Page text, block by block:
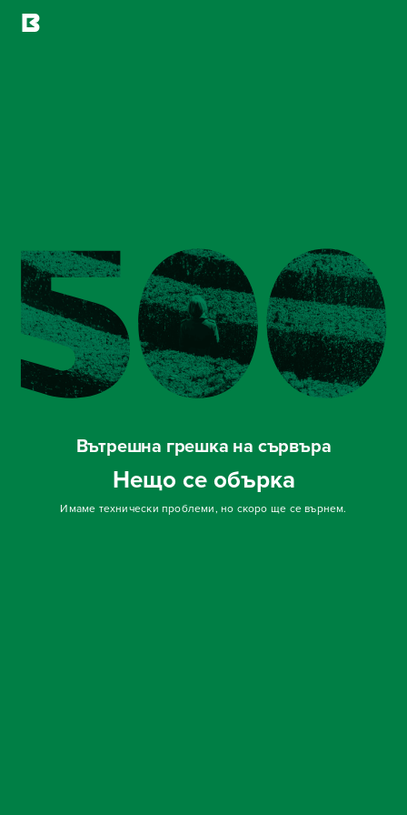
Вътрешна грешка на сървъра
Нещо се обърка
Имаме технически проблеми, но скоро ще се върнем.